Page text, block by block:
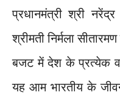
प्रधानमंत्री श्री नरेंद्र
श्रीमती निर्मला
बजट में देश के प्रत्येक
यह आम भारतीय के